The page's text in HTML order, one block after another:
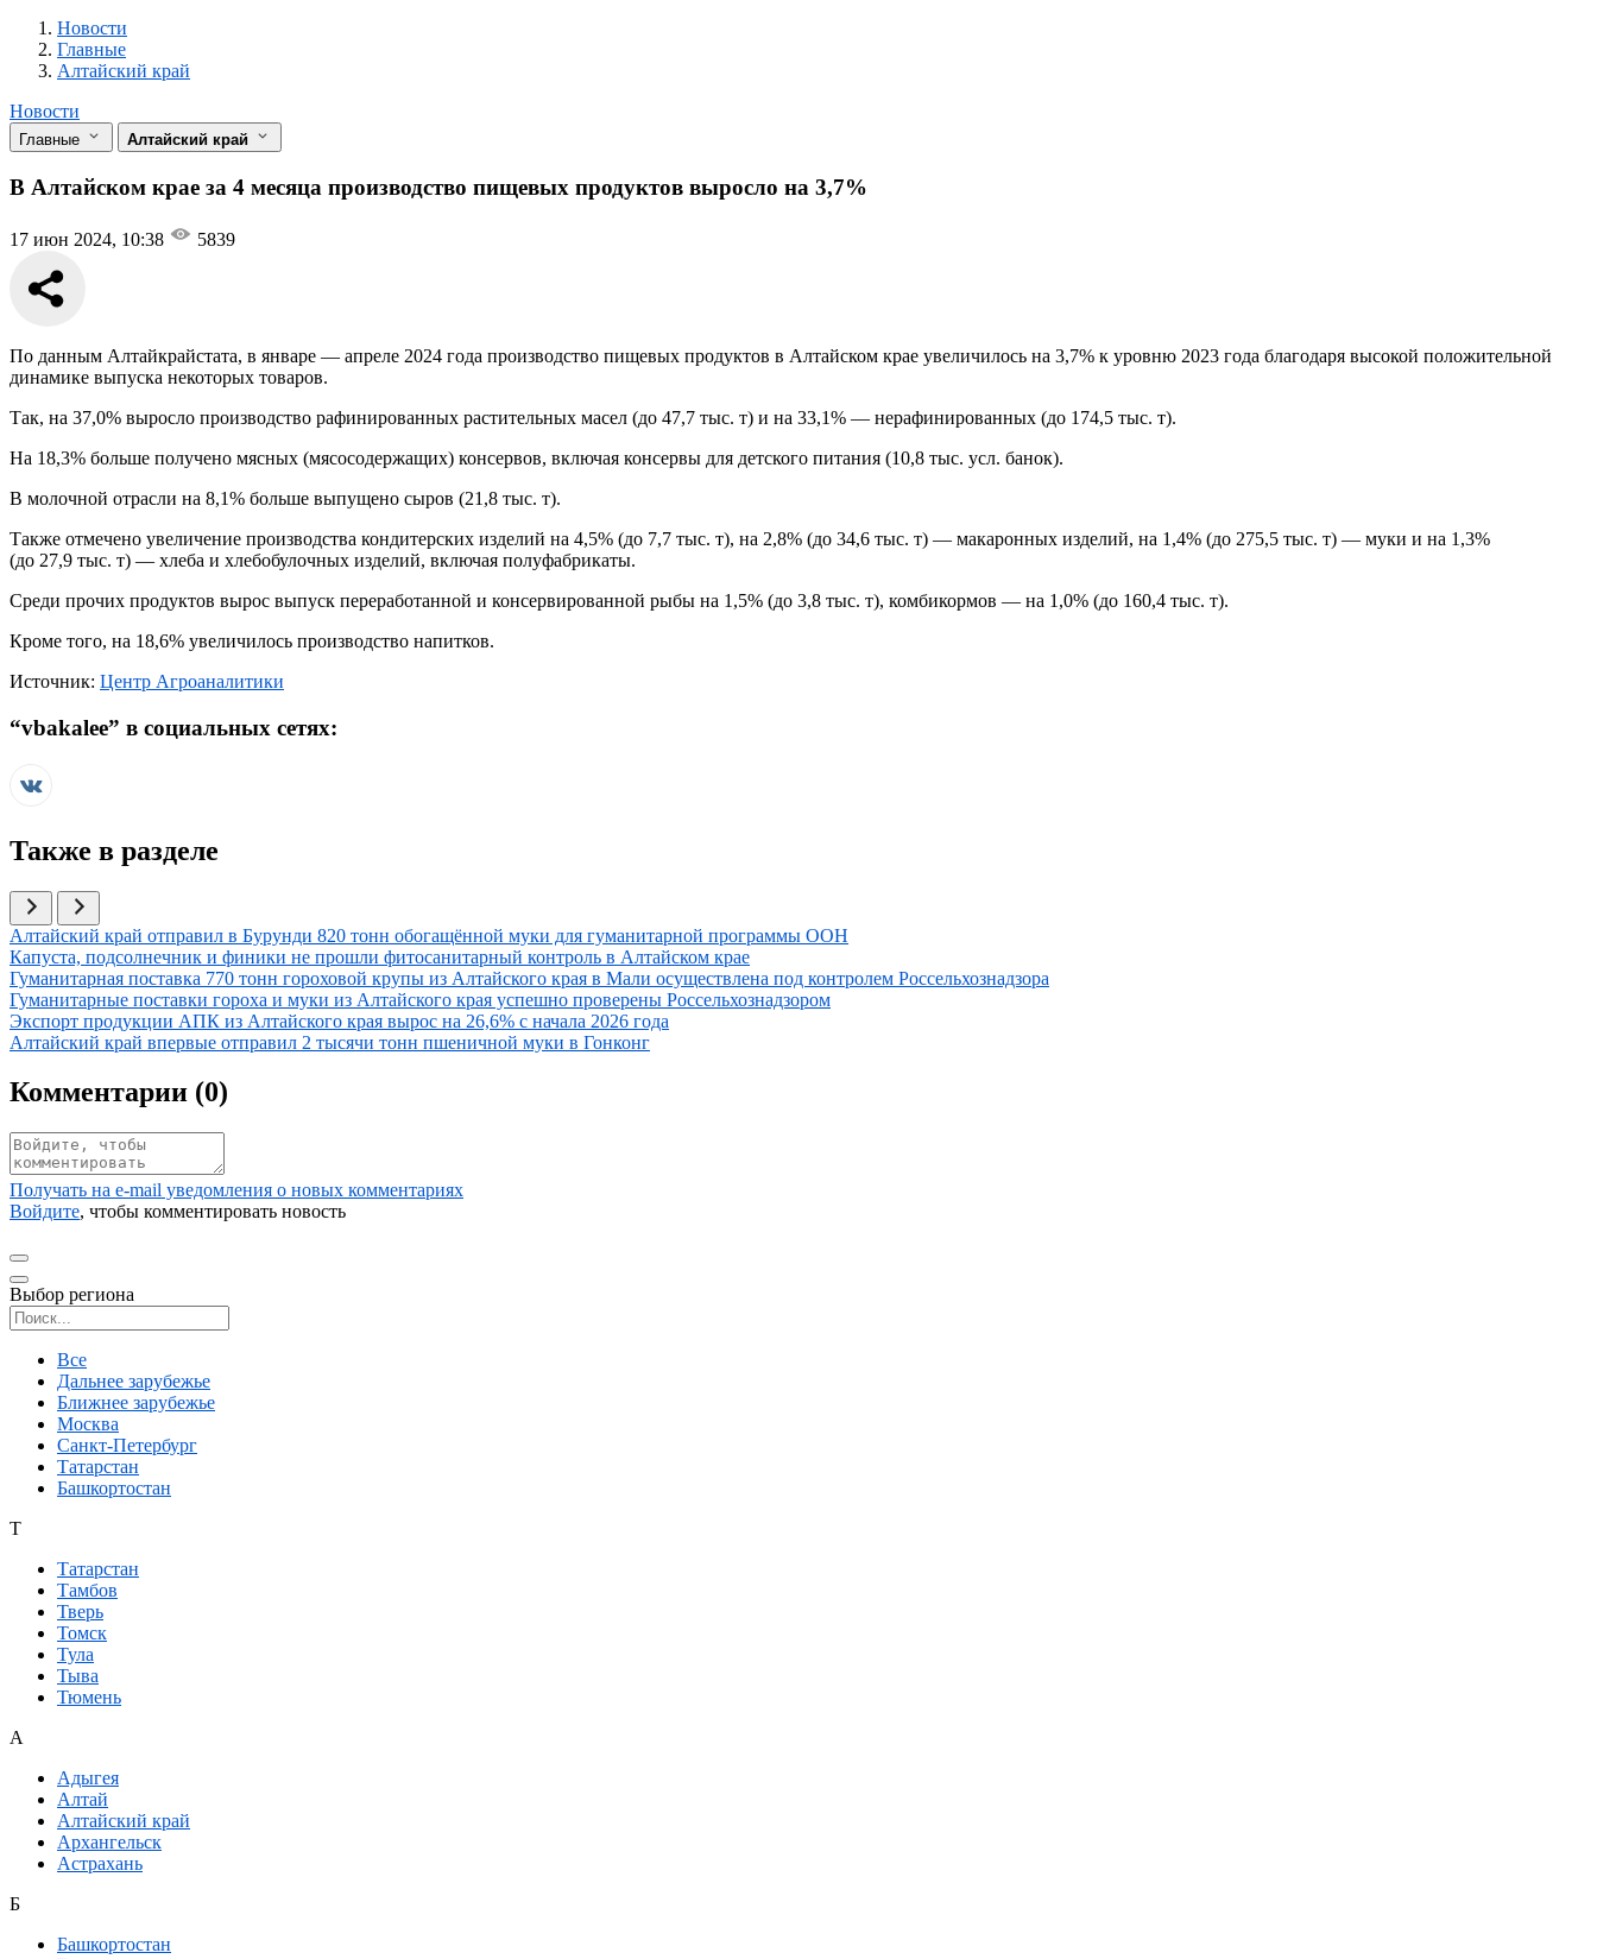
Новости
Разделы
Новости
Главные
Алтайский край
Новости
Главные Алтайский край
В Алтайском крае за 4 месяца производство пищевых продуктов выросло на 3,7%
17 июн 2024, 10:38 5839
По данным Алтайкрайстата, в январе — апреле 2024 года производство пищевых продуктов в Алтайском крае увеличилось на 3,7% к уровню 2023 года благодаря высокой положительной
динамике выпуска некоторых товаров.
Так, на 37,0% выросло производство рафинированных растительных масел (до 47,7 тыс. т) и на 33,1% — нерафинированных (до 174,5 тыс. т).
На 18,3% больше получено мясных (мясосодержащих) консервов, включая консервы для детского питания (10,8 тыс. усл. банок).
В молочной отрасли на 8,1% больше выпущено сыров (21,8 тыс. т).
Также отмечено увеличение производства кондитерских изделий на 4,5% (до 7,7 тыс. т), на 2,8% (до 34,6 тыс. т) — макаронных изделий, на 1,4% (до 275,5 тыс. т) — муки и на 1,3%
(до 27,9 тыс. т) — хлеба и хлебобулочных изделий, включая полуфабрикаты.
Среди прочих продуктов вырос выпуск переработанной и консервированной рыбы на 1,5% (до 3,8 тыс. т), комбикормов — на 1,0% (до 160,4 тыс. т).
Кроме того, на 18,6% увеличилось производство напитков.
Источник: Центр Агроаналитики
“vbakalee” в социальных сетях:
Также в разделе
Иллюстрация новости
Алтайский край отправил в Бурунди 820 тонн обогащённой муки для гуманитарной программы ООН
Иллюстрация новости
Капуста, подсолнечник и финики не прошли фитосанитарный контроль в Алтайском крае
Иллюстрация новости
Гуманитарная поставка 770 тонн гороховой крупы из Алтайского края в Мали осуществлена под контролем Россельхознадзора
Иллюстрация новости
Гуманитарные поставки гороха и муки из Алтайского края успешно проверены Россельхознадзором
Иллюстрация новости
Экспорт продукции АПК из Алтайского края вырос на 26,6% с начала 2026 года
Иллюстрация новости
Алтайский край впервые отправил 2 тысячи тонн пшеничной муки в Гонконг
Комментарии (0)
Получать на e‑mail уведомления о новых комментариях
Войдите, чтобы комментировать новость
Выбор региона
Все
Дальнее зарубежье
Ближнее зарубежье
Москва
Санкт-Петербург
Татарстан
Башкортостан
Т
Татарстан
Тамбов
Тверь
Томск
Тула
Тыва
Тюмень
А
Адыгея
Алтай
Алтайский край
Архангельск
Астрахань
Б
Башкортостан